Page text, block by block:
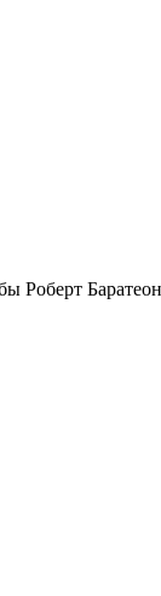
Роберт